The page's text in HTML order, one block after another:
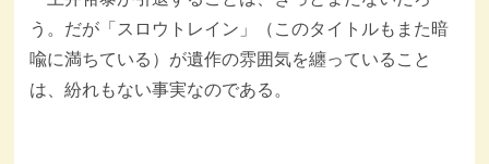
う。だが「スロウトレイン」（このタイトルもまた暗
喩に満ちている）が遺作の雰囲気を纏っていること
は、紛れもない事実なのである。